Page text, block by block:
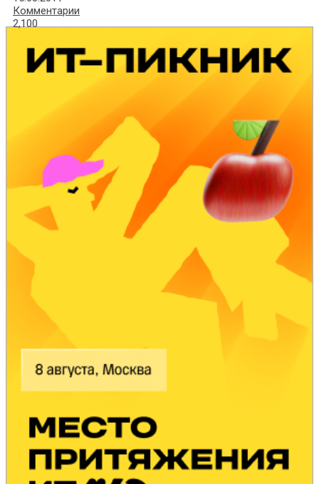
Комментарии
2,100